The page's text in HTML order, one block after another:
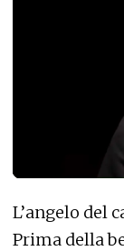
L’angelo del
Prima della